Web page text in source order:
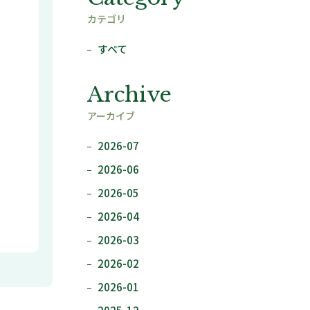
カテゴリ
すべて
Archive
アーカイブ
2026-07
2026-06
2026-05
2026-04
2026-03
2026-02
2026-01